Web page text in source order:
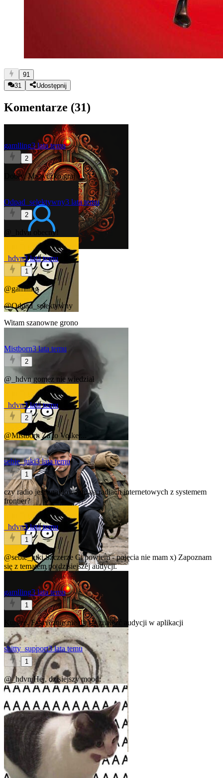
91
31
Udostępnij
Komentarze (31)
gamlling3 lata temu
2
Dobry. Muzyczko graj
Odpad_selektywny3 lata temu
2
@_hdvn obecny!
_hdvn3 lata temu
1
@gamlling
@Odpad_selektywny
Witam szanowne grono
Mistborn3 lata temu
2
@_hdvngomez nie wiedział
_hdvn3 lata temu
2
@MistbornZa to Volker...
sebie_juki3 lata temu
1
czy radio jest znajdowalne na radiach internetowych z systemem
frontier?
_hdvn3 lata temu
1
@sebie_jukiSzczerze Ci powiem - pojęcia nie mam x) Zapoznam
się z tematem po dzisiejszej audycji.
gamlling3 lata temu
1
Kurcze. Faktycznie nie da się znaleźć audycji w aplikacji
shitty_support3 lata temu
1
@_hdvnHej, dzisiejszy mood: